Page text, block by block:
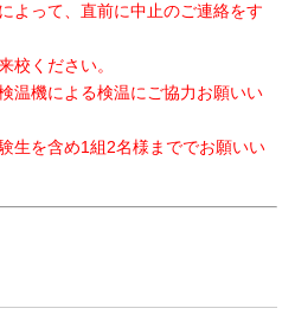
よって、直前に中止のご連絡をす
校ください。
温機による検温にご協力お願いい
生を含め1組2名様まででお願いい